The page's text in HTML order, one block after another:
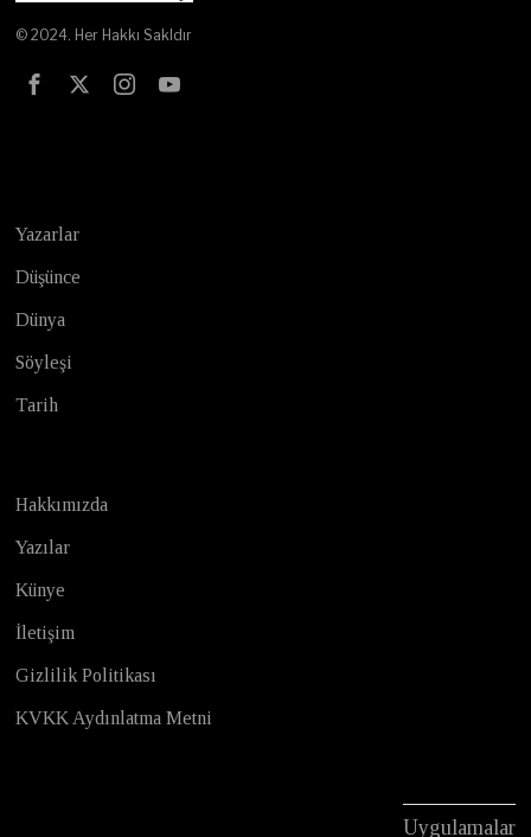
© 2024. Her Hakkı Sakldır
Yazarlar
Düşünce
Dünya
Söyleşi
Tarih
Hakkımızda
Yazılar
Künye
İletişim
Gizlilik Politikası
KVKK Aydınlatma Metni
Uygulamalar